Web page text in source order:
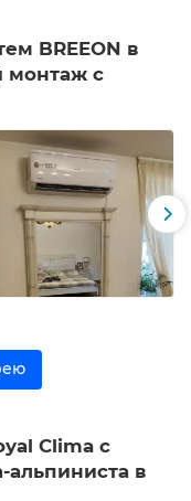
BREEON в
монтаж с
Clima с
в